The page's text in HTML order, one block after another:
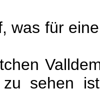
was für
sehen